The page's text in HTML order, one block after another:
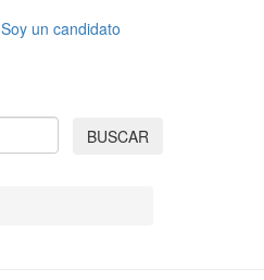
Soy un candidato
BUSCAR